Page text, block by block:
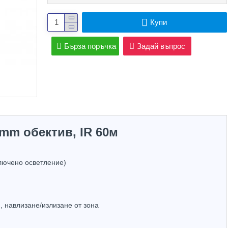
Купи
Бърза поръчка Задай въпрос
обектив, IR 60м
осветление)
излизане от зона